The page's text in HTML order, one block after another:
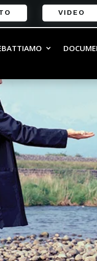
VIDEO